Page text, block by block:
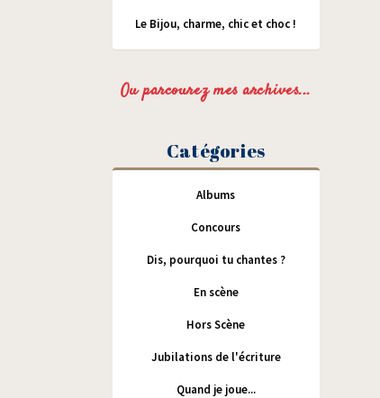
Le Bijou, charme, chic et choc !
Ou parcourez mes archives...
Catégories
Albums
Concours
Dis, pourquoi tu chantes ?
En scène
Hors Scène
Jubilations de l'écriture
Quand je joue...